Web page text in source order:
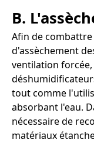
B.
Afin de
d'assèchement
ventilation
tout comme
absorbant l'eau.
nécessaire de
matériaux